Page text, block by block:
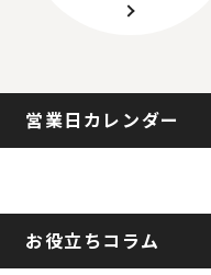
営業日カレンダー
お役立ちコラム